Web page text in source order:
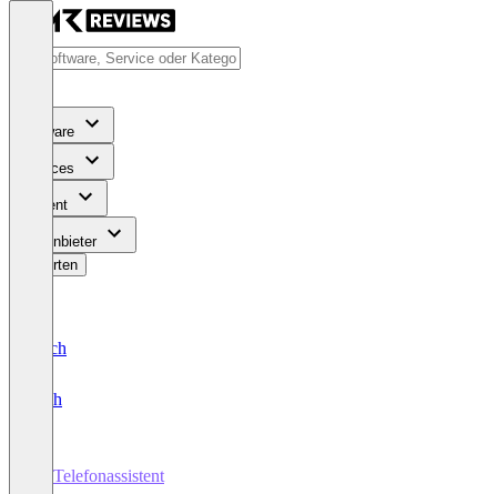
Software
Services
Content
Für Anbieter
Bewerten
Deutsch
English
KI-Telefonassistent